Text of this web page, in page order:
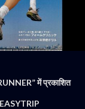
में प्रकाशित